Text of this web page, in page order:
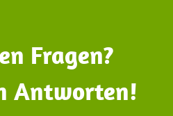
Fragen?
Antworten!